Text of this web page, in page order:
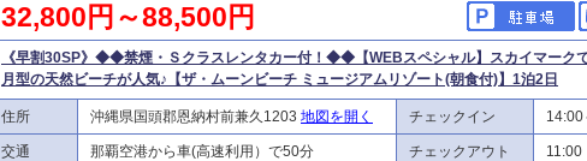
32,800円～88,500円
《早割30SP》◆◆禁煙・Ｓクラスレンタカー付！◆◆【WEBスペシャル】スカイマーク
月型の天然ビーチが人気♪【ザ・ムーンビーチ ミュージアムリゾート(朝食付)】1泊2日
住所 沖縄県国頭郡恩納村前兼久1203 地図を開く チェックイン 14:00
交通 那覇空港から車(高速利用）で50分 チェックアウト 11:00